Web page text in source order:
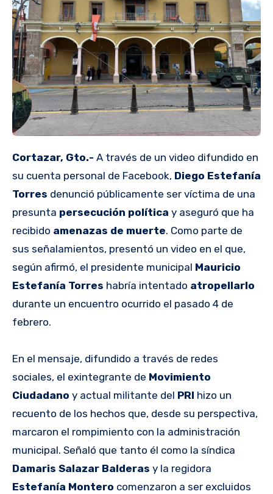
Cortazar, Gto.- A través de un video difundido en
su cuenta personal de Facebook, Diego Estefanía
Torres denunció públicamente ser víctima de una
presunta persecución política y aseguró que ha
recibido amenazas de muerte. Como parte de
sus señalamientos, presentó un video en el que,
según afirmó, el presidente municipal Mauricio
Estefanía Torres habría intentado atropellarlo
durante un encuentro ocurrido el pasado 4 de
febrero.
En el mensaje, difundido a través de redes
sociales, el exintegrante de Movimiento
Ciudadano y actual militante del PRI hizo un
recuento de los hechos que, desde su perspectiva,
marcaron el rompimiento con la administración
municipal. Señaló que tanto él como la síndica
Damaris Salazar Balderas y la regidora
Estefanía Montero comenzaron a ser excluidos